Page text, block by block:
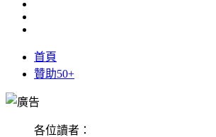
首頁
贊助50+
各位讀者：